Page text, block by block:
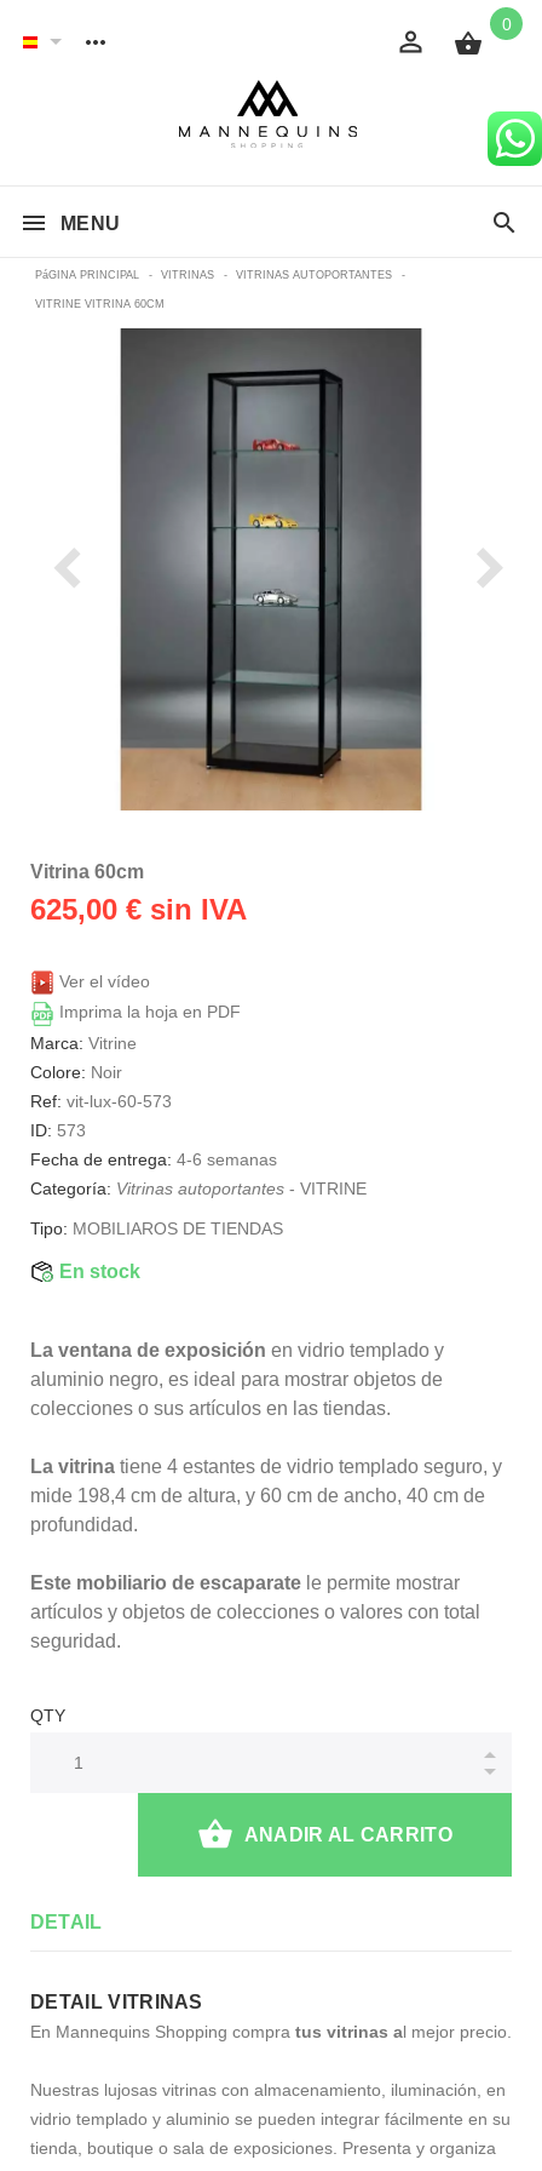
0
MENU
PáGINA PRINCIPAL - VITRINAS - VITRINAS AUTOPORTANTES -
VITRINE VITRINA 60CM
Vitrina 60cm
625,00 € sin IVA
Ver el vídeo
Imprima la hoja en PDF
Marca: Vitrine
Colore: Noir
Ref: vit-lux-60-573
ID: 573
Fecha de entrega: 4-6 semanas
Categoría: Vitrinas autoportantes - VITRINE
Tipo: MOBILIAROS DE TIENDAS
En stock
La ventana de exposición en vidrio templado y
aluminio negro, es ideal para mostrar objetos de
colecciones o sus artículos en las tiendas.
La vitrina tiene 4 estantes de vidrio templado seguro, y
mide 198,4 cm de altura, y 60 cm de ancho, 40 cm de
profundidad.
Este mobiliario de escaparate le permite mostrar
artículos y objetos de colecciones o valores con total
seguridad.
QTY
ANADIR AL CARRITO
DETAIL
DETAIL VITRINAS
En Mannequins Shopping compra tus vitrinas al mejor precio.
Nuestras lujosas vitrinas con almacenamiento, iluminación, en
vidrio templado y aluminio se pueden integrar fácilmente en su
tienda, boutique o sala de exposiciones. Presenta y organiza